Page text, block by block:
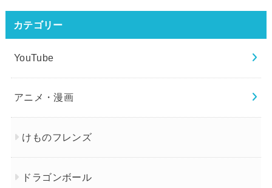
カテゴリー
YouTube
アニメ・漫画
けものフレンズ
ドラゴンボール